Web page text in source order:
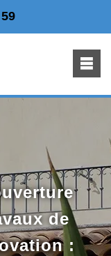
de
: